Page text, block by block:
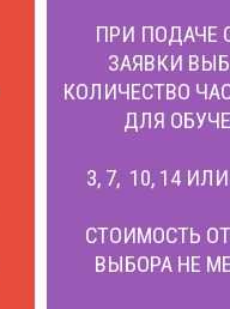
ПРИ ПОДАЧЕ
ЗАЯВКИ
КОЛИЧЕСТВО
ДЛЯ
3, 7, 10, 14
СТОИМОСТЬ
ВЫБОРА НЕ